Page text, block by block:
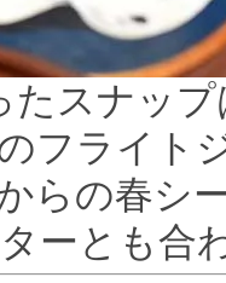
たスナッ
フライト
らの春シ
ーとも合